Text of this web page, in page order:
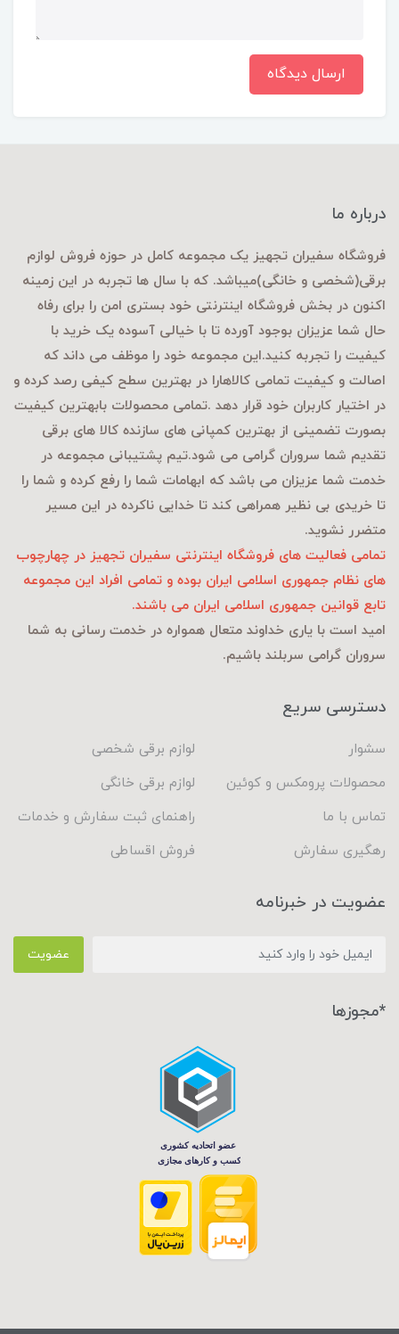
ارسال دیدگاه
درباره ما
فروشگاه سفیران تجهیز یک مجموعه کامل در حوزه فروش لوازم
برقی(شخصی و خانگی)میباشد. که با سال ها تجربه در این زمینه
اکنون در بخش فروشگاه اینترنتی خود بستری امن را برای رفاه
حال شما عزیزان بوجود آورده تا با خیالی آسوده یک خرید با
کیفیت را تجربه کنید.این مجموعه خود را موظف می داند که
اصالت و کیفیت تمامی کالاهارا در بهترین سطح کیفی رصد کرده و
در اختیار کاربران خود قرار دهد .تمامی محصولات بابهترین کیفیت
بصورت تضمینی از بهترین کمپانی های سازنده کالا های برقی
تقدیم شما سروران گرامی می شود.تیم پشتیبانی مجموعه در
خدمت شما عزیزان می باشد که ابهامات شما را رفع کرده و شما را
تا خریدی بی نظیر همراهی کند تا خدایی ناکرده در این مسیر
متضرر نشوید.
تمامی فعالیت های فروشگاه اینترنتی سفیران تجهیز در چهارچوب
های نظام جمهوری اسلامی ایران بوده و تمامی افراد این مجموعه
تابع قوانین جمهوری اسلامی ایران می باشند.
امید است با یاری خداوند متعال همواره در خدمت رسانی به شما
سروران گرامی سربلند باشیم.
دسترسی سریع
سشوار
لوازم برقی شخصی
محصولات پرومکس و کوئین
لوازم برقی خانگی
تماس با ما
راهنمای ثبت سفارش و خدمات
رهگیری سفارش
فروش اقساطی
عضویت در خبرنامه
عضویت
*مجوزها